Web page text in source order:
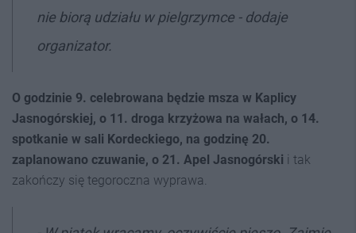
nie biorą udziału w pielgrzymce - dodaje
organizator.
O godzinie 9. celebrowana będzie msza w Kaplicy
Jasnogórskiej, o 11. droga krzyżowa na wałach, o 14.
spotkanie w sali Kordeckiego, na godzinę 20.
zaplanowano czuwanie, o 21. Apel Jasnogórski i tak
zakończy się tegoroczna wyprawa.